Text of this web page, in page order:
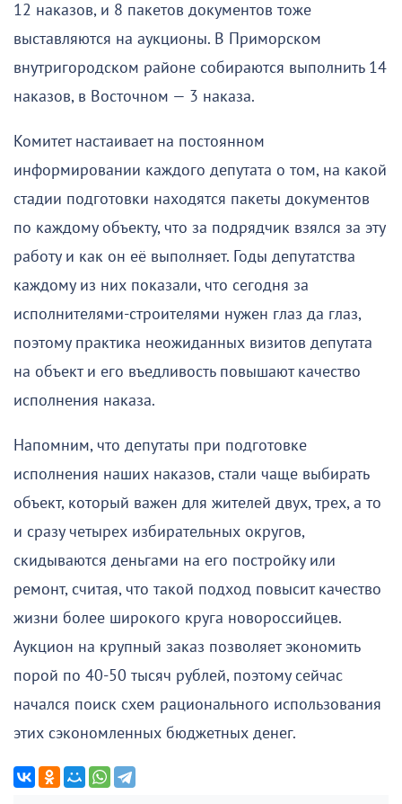
12 наказов, и 8 пакетов документов тоже
выставляются на аукционы. В Приморском
внутригородском районе собираются выполнить 14
наказов, в Восточном — 3 наказа.
Комитет настаивает на постоянном
информировании каждого депутата о том, на какой
стадии подготовки находятся пакеты документов
по каждому объекту, что за подрядчик взялся за эту
работу и как он её выполняет. Годы депутатства
каждому из них показали, что сегодня за
исполнителями-строителями нужен глаз да глаз,
поэтому практика неожиданных визитов депутата
на объект и его въедливость повышают качество
исполнения наказа.
Напомним, что депутаты при подготовке
исполнения наших наказов, стали чаще выбирать
объект, который важен для жителей двух, трех, а то
и сразу четырех избирательных округов,
скидываются деньгами на его постройку или
ремонт, считая, что такой подход повысит качество
жизни более широкого круга новороссийцев.
Аукцион на крупный заказ позволяет экономить
порой по 40-50 тысяч рублей, поэтому сейчас
начался поиск схем рационального использования
этих сэкономленных бюджетных денег.